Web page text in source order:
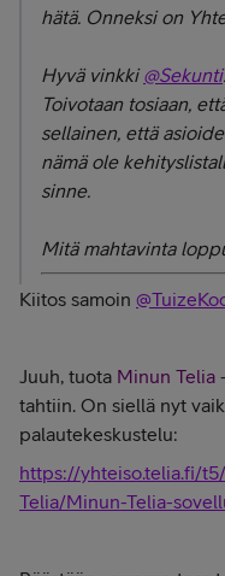
hätä. Onneksi on
Hyvä vinkki@Sekunti
Toivotaan tosiaan,
sellainen, että
nämä ole
sinne.
Mitä mahtavinta
Kiitos samoin
Juuh, tuota Minun Telia
tahtiin. On siellä nyt
palautekeskustelu:
https://yhteiso.telia.fi/
Telia/Minun-Telia-